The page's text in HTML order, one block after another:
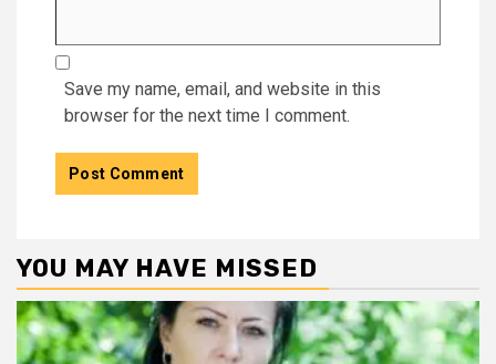
Save my name, email, and website in this
browser for the next time I comment.
YOU MAY HAVE MISSED